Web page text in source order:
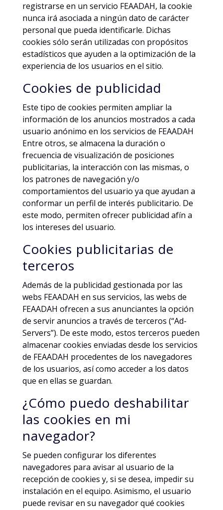
registrarse en un servicio FEAADAH, la cookie
nunca irá asociada a ningún dato de carácter
personal que pueda identificarle. Dichas
cookies sólo serán utilizadas con propósitos
estadísticos que ayuden a la optimización de la
experiencia de los usuarios en el sitio.
Cookies de publicidad
Este tipo de cookies permiten ampliar la
información de los anuncios mostrados a cada
usuario anónimo en los servicios de FEAADAH
Entre otros, se almacena la duración o
frecuencia de visualización de posiciones
publicitarias, la interacción con las mismas, o
los patrones de navegación y/o
comportamientos del usuario ya que ayudan a
conformar un perfil de interés publicitario. De
este modo, permiten ofrecer publicidad afín a
los intereses del usuario.
Cookies publicitarias de
terceros
Además de la publicidad gestionada por las
webs FEAADAH en sus servicios, las webs de
FEAADAH ofrecen a sus anunciantes la opción
de servir anuncios a través de terceros (“Ad-
Servers”). De este modo, estos terceros pueden
almacenar cookies enviadas desde los servicios
de FEAADAH procedentes de los navegadores
de los usuarios, así como acceder a los datos
que en ellas se guardan.
¿Cómo puedo deshabilitar
las cookies en mi
navegador?
Se pueden configurar los diferentes
navegadores para avisar al usuario de la
recepción de cookies y, si se desea, impedir su
instalación en el equipo. Asimismo, el usuario
puede revisar en su navegador qué cookies